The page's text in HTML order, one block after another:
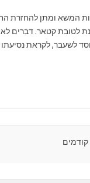
המשא ומתן להחזרת
לטובת קטאר. דברים לא
לשעבר, לקראת
Post